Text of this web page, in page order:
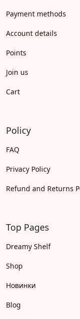
Payment methods
Account details
Points
Join us
Cart
Policy
FAQ
Privacy Policy
Refund and Returns
Top Pages
Dreamy Shelf
Shop
Новинки
Blog